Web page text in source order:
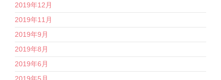
2019年12月
2019年11月
2019年9月
2019年8月
2019年6月